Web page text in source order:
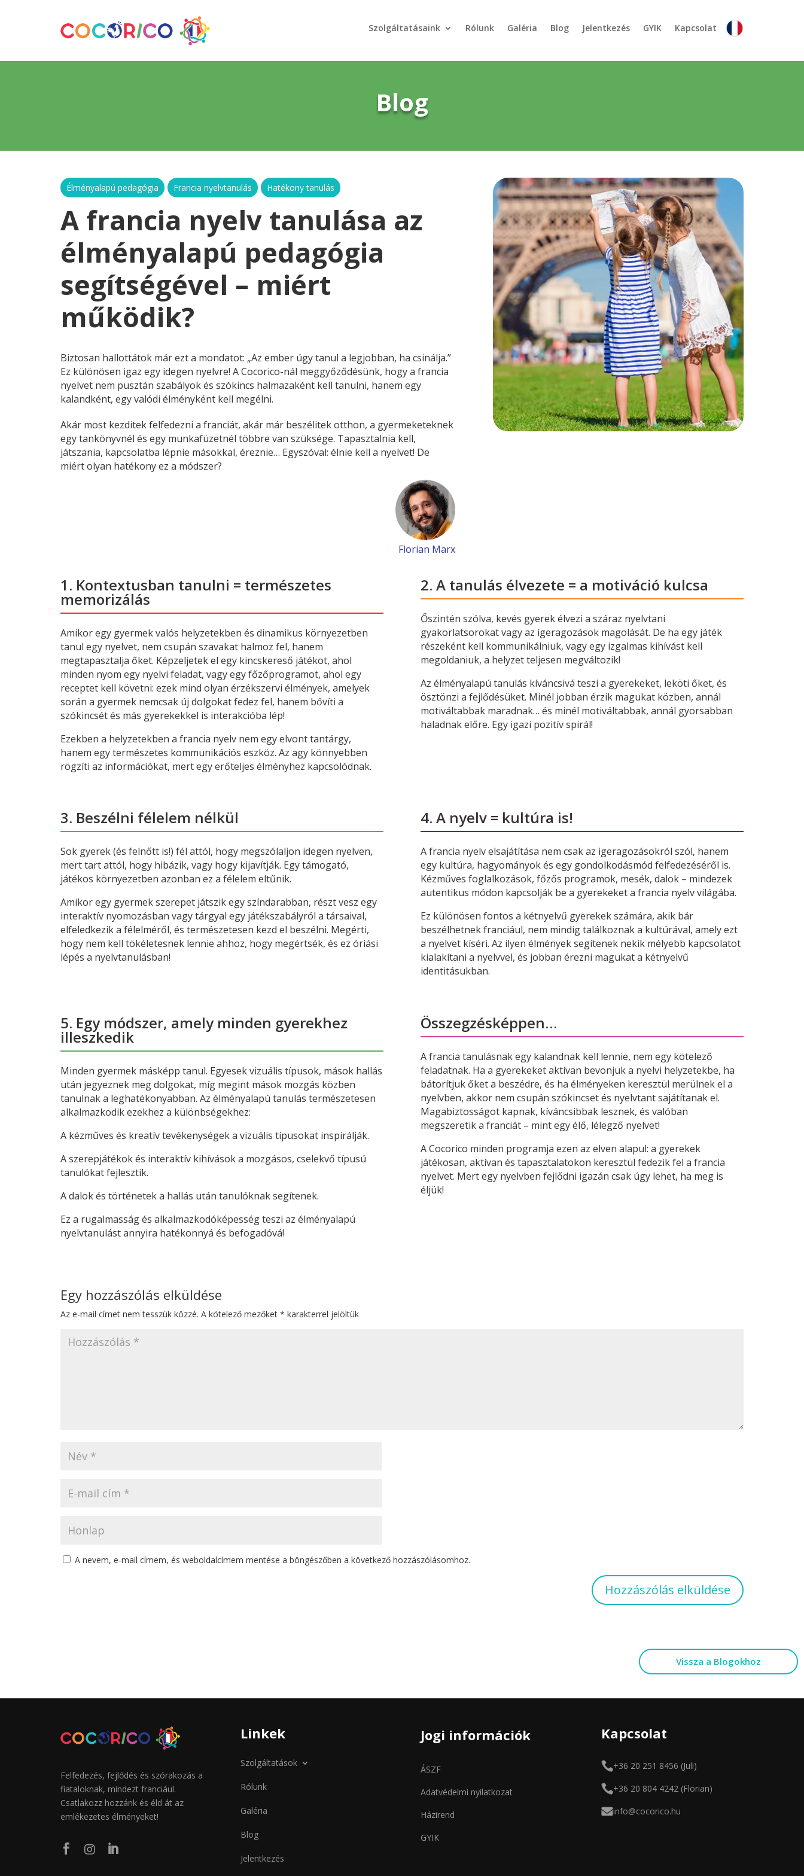
Szolgáltatásaink Rólunk Galéria Blog Jelentkezés GYIK Kapcsolat
Blog
Élményalapú pedagógia Francia nyelvtanulás Hatékony tanulás
A francia nyelv tanulása az
élményalapú pedagógia
segítségével – miért
működik?
Biztosan hallottátok már ezt a mondatot: „Az ember úgy tanul a legjobban, ha csinálja.”
Ez különösen igaz egy idegen nyelvre! A Cocorico-nál meggyőződésünk, hogy a francia
nyelvet nem pusztán szabályok és szókincs halmazaként kell tanulni, hanem egy
kalandként, egy valódi élményként kell megélni.
Akár most kezditek felfedezni a franciát, akár már beszélitek otthon, a gyermeketeknek
egy tankönyvnél és egy munkafüzetnél többre van szüksége. Tapasztalnia kell,
játszania, kapcsolatba lépnie másokkal, éreznie… Egyszóval: élnie kell a nyelvet! De
miért olyan hatékony ez a módszer?
Florian Marx
1. Kontextusban tanulni = természetes
memorizálás
Amikor egy gyermek valós helyzetekben és dinamikus környezetben
tanul egy nyelvet, nem csupán szavakat halmoz fel, hanem
megtapasztalja őket. Képzeljetek el egy kincskereső játékot, ahol
minden nyom egy nyelvi feladat, vagy egy főzőprogramot, ahol egy
receptet kell követni: ezek mind olyan érzékszervi élmények, amelyek
során a gyermek nemcsak új dolgokat fedez fel, hanem bővíti a
szókincsét és más gyerekekkel is interakcióba lép!
Ezekben a helyzetekben a francia nyelv nem egy elvont tantárgy,
hanem egy természetes kommunikációs eszköz. Az agy könnyebben
rögzíti az információkat, mert egy erőteljes élményhez kapcsolódnak.
2. A tanulás élvezete = a motiváció kulcsa
Őszintén szólva, kevés gyerek élvezi a száraz nyelvtani
gyakorlatsorokat vagy az igeragozások magolását. De ha egy játék
részeként kell kommunikálniuk, vagy egy izgalmas kihívást kell
megoldaniuk, a helyzet teljesen megváltozik!
Az élményalapú tanulás kíváncsivá teszi a gyerekeket, leköti őket, és
ösztönzi a fejlődésüket. Minél jobban érzik magukat közben, annál
motiváltabbak maradnak… és minél motiváltabbak, annál gyorsabban
haladnak előre. Egy igazi pozitív spirál!
3. Beszélni félelem nélkül
Sok gyerek (és felnőtt is!) fél attól, hogy megszólaljon idegen nyelven,
mert tart attól, hogy hibázik, vagy hogy kijavítják. Egy támogató,
játékos környezetben azonban ez a félelem eltűnik.
Amikor egy gyermek szerepet játszik egy színdarabban, részt vesz egy
interaktív nyomozásban vagy tárgyal egy játékszabályról a társaival,
elfeledkezik a félelméről, és természetesen kezd el beszélni. Megérti,
hogy nem kell tökéletesnek lennie ahhoz, hogy megértsék, és ez óriási
lépés a nyelvtanulásban!
4. A nyelv = kultúra is!
A francia nyelv elsajátítása nem csak az igeragozásokról szól, hanem
egy kultúra, hagyományok és egy gondolkodásmód felfedezéséről is.
Kézműves foglalkozások, főzős programok, mesék, dalok – mindezek
autentikus módon kapcsolják be a gyerekeket a francia nyelv világába.
Ez különösen fontos a kétnyelvű gyerekek számára, akik bár
beszélhetnek franciául, nem mindig találkoznak a kultúrával, amely ezt
a nyelvet kíséri. Az ilyen élmények segítenek nekik mélyebb kapcsolatot
kialakítani a nyelvvel, és jobban érezni magukat a kétnyelvű
identitásukban.
5. Egy módszer, amely minden gyerekhez
illeszkedik
Minden gyermek másképp tanul. Egyesek vizuális típusok, mások hallás
után jegyeznek meg dolgokat, míg megint mások mozgás közben
tanulnak a leghatékonyabban. Az élményalapú tanulás természetesen
alkalmazkodik ezekhez a különbségekhez:
A kézműves és kreatív tevékenységek a vizuális típusokat inspirálják.
A szerepjátékok és interaktív kihívások a mozgásos, cselekvő típusú
tanulókat fejlesztik.
A dalok és történetek a hallás után tanulóknak segítenek.
Ez a rugalmasság és alkalmazkodóképesség teszi az élményalapú
nyelvtanulást annyira hatékonnyá és befogadóvá!
Összegzésképpen…
A francia tanulásnak egy kalandnak kell lennie, nem egy kötelező
feladatnak. Ha a gyerekeket aktívan bevonjuk a nyelvi helyzetekbe, ha
bátorítjuk őket a beszédre, és ha élményeken keresztül merülnek el a
nyelvben, akkor nem csupán szókincset és nyelvtant sajátítanak el.
Magabiztosságot kapnak, kíváncsibbak lesznek, és valóban
megszeretik a franciát – mint egy élő, lélegző nyelvet!
A Cocorico minden programja ezen az elven alapul: a gyerekek
játékosan, aktívan és tapasztalatokon keresztül fedezik fel a francia
nyelvet. Mert egy nyelvben fejlődni igazán csak úgy lehet, ha meg is
éljük!
Egy hozzászólás elküldése
Az e-mail címet nem tesszük közzé. A kötelező mezőket * karakterrel jelöltük
A nevem, e-mail címem, és weboldalcímem mentése a böngészőben a következő hozzászólásomhoz.
Hozzászólás elküldése
Vissza a Blogokhoz
Felfedezés, fejlődés és szórakozás a
fiataloknak, mindezt franciául.
Csatlakozz hozzánk és éld át az
emlékezetes élményeket!
  
Linkek
Szolgáltatások
Rólunk
Galéria
Blog
Jelentkezés
Jogi információk
ÁSZF
Adatvédelmi nyilatkozat
Házirend
GYIK
Kapcsolat
+36 20 251 8456 (Juli)
+36 20 804 4242 (Florian)
info@cocorico.hu